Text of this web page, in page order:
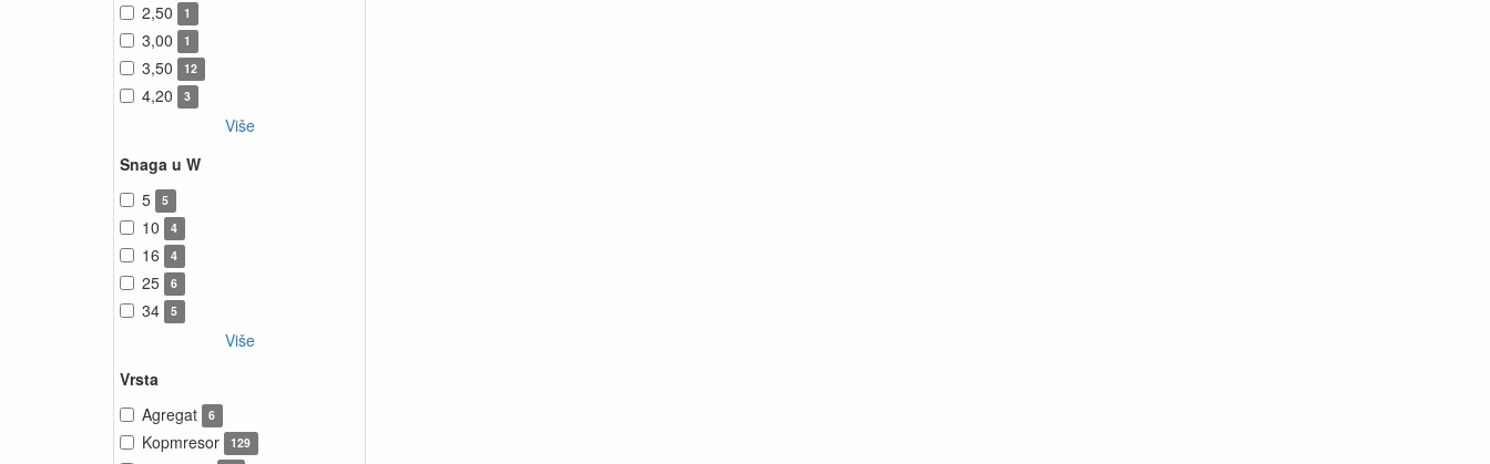
2,50 1
3,00 1
3,50 12
4,20 3
Više
Snaga u W
5
5
10 4
16 4
25 6
34 5
Više
Vrsta
Agregat
6
Kopmresor 129